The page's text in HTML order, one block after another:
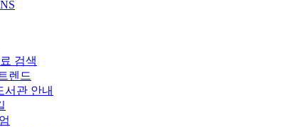
검색
렌드
서관 안내